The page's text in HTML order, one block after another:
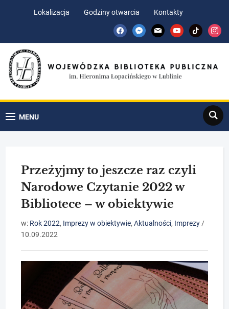
Lokalizacja Godziny otwarcia
Kontakty
facebookmessenger
mail youtubetiktok
MENU
Search
Przeżyjmy to jeszcze raz czyli
Narodowe Czytanie 2022 w
Bibliotece – w obiektywie
w: Rok 2022, Imprezy w obiektywie,Aktualności, Imprezy /
10.09.2022